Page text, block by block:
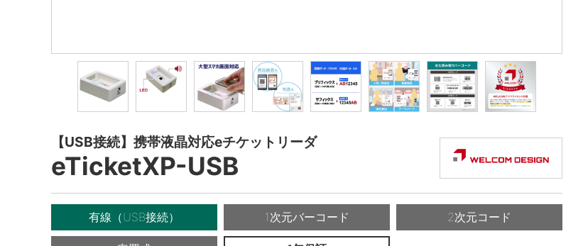
【USB接続】携帯液晶対応eチケットリーダ
eTicketXP-USB
有線（USB接続） 1次元バーコード 2次元コード